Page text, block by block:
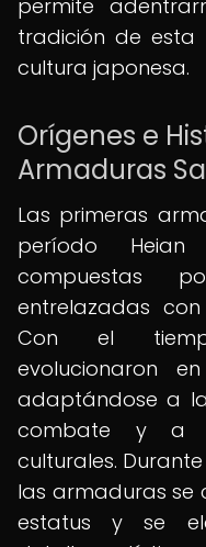
permite
tradición de
cultura japonesa.
Orígenes e
Armaduras
Las primeras
período Heian
compuestas
entrelazadas
Con el
evolucionaron
adaptándose a
combate y a
culturales.
las armaduras se
estatus y se